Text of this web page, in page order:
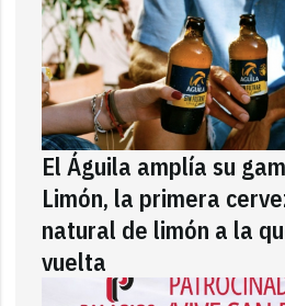
El Águila amplía su
Limón, la primera
natural de limón a la
vuelta